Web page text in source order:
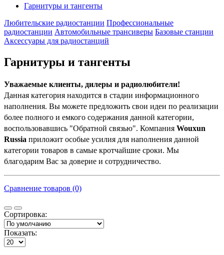
Гарнитуры и тангенты
Любительские радиостанции Профессиональные
радиостанции Автомобильные трансиверы Базовые станции
Аксессуары для радиостанций
Гарнитуры и тангенты
Уважаемые клиенты, дилеры и радиолюбители!
Данная категория находится в стадии информационного
наполнения. Вы можете предложить свои идеи по реализации
более полного и емкого содержания данной категории,
воспользовавшись "Обратной связью". Компания Wouxun
Russia приложит особые усилия для наполнения данной
категории товаров в самые кротчайшие сроки. Мы
благодарим Вас за доверие и сотрудничество.
Сравнение товаров (0)
Сортировка:
Показать: